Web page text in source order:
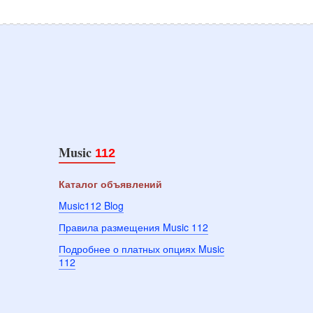
Music 112
Каталог объявлений
Music112 Blog
Правила размещения Music 112
Подробнее о платных опциях Music
112